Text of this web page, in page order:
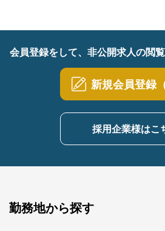
会員登録をして、非公開求人の閲
新規会員登録
採用企業様はこ
勤務地から探す